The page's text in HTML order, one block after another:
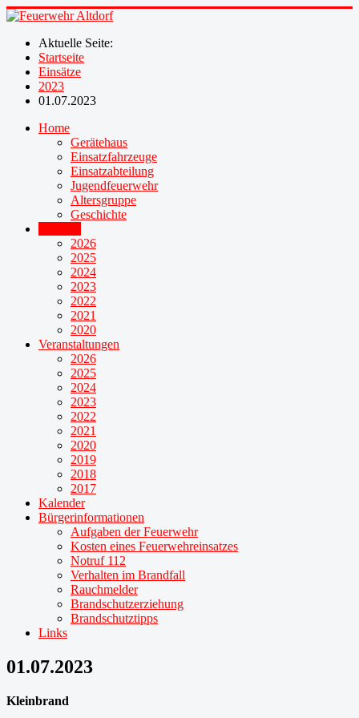
Aktuelle Seite:
Startseite
Einsätze
2023
01.07.2023
Home
Gerätehaus
Einsatzfahrzeuge
Einsatzabteilung
Jugendfeuerwehr
Altersgruppe
Geschichte
2026
2025
2024
2023
2022
2021
2020
Veranstaltungen
2026
2025
2024
2023
2022
2021
2020
2019
2018
2017
Kalender
Bürgerinformationen
Aufgaben der Feuerwehr
Kosten eines Feuerwehreinsatzes
Notruf 112
Verhalten im Brandfall
Rauchmelder
Brandschutzerziehung
Brandschutztipps
Links
01.07.2023
Kleinbrand